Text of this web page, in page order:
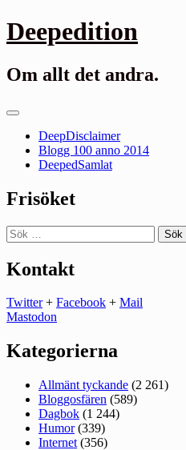
Gå
till
Deepedition
Om allt det andra.
Primär
DeepDisclaimer
Blogg 100 anno 2014
DeepedSamlat
Frisöket
Sök
efter:
Kontakt
Twitter+ Facebook + Mail
Mastodon
Kategorierna
Allmänt tyckande (2 261)
Bloggosfären (589)
Dagbok (1 244)
Humor(339)
Internet (356)